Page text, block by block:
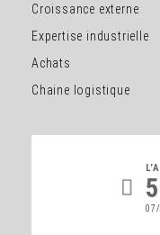
Croissance externe
Expertise industrielle
Achats
Chaine logistique